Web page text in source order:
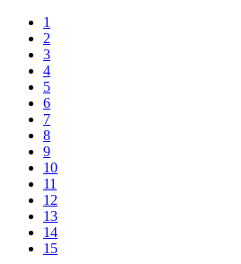
1
2
3
4
5
6
7
8
9
10
11
12
13
14
15